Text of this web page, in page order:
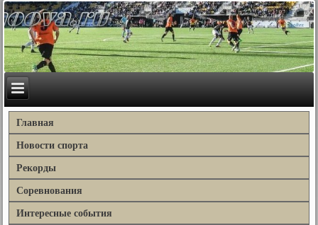
Главная
Новости спорта
Рекорды
Соревнования
Интересные события